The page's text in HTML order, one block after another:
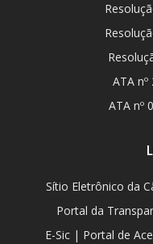
ATA nº
ATA nº
Sítio Eletrônico da
Portal da
E-Sic | Portal de